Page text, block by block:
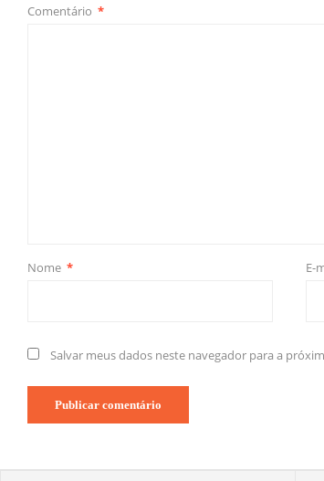
Comentário *
Nome * E-
Salvar meus dados neste navegador para a